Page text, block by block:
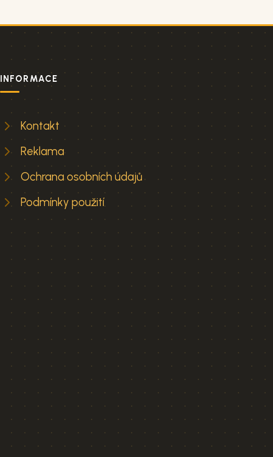
INFORMACE
Kontakt
Reklama
Ochrana osobních údajů
Podmínky použití